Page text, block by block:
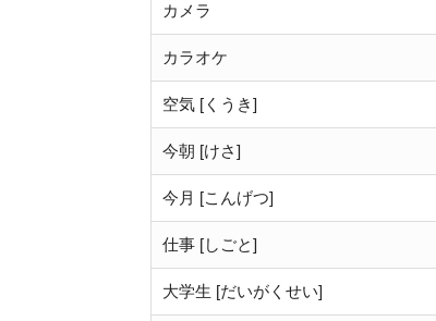
カメラ
カラオケ
空気 [くうき]
今朝 [けさ]
今月 [こんげつ]
仕事 [しごと]
大学生 [だいがくせい]